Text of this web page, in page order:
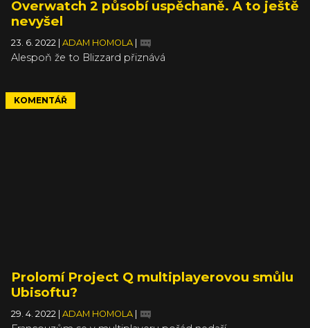
Overwatch 2 působí uspěchaně. A to ještě
nevyšel
23. 6. 2022 ADAM HOMOLA
Alespoň že to Blizzard přiznává
KOMENTÁŘ
Prolomí Project Q multiplayerovou smůlu
Ubisoftu?
29. 4. 2022 ADAM HOMOLA